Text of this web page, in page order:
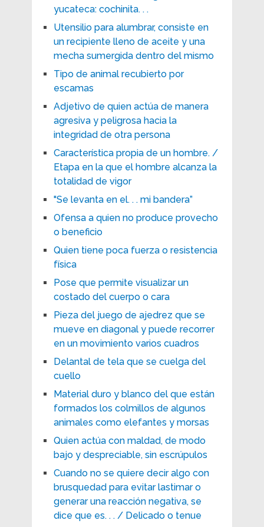
yucateca: cochinita. . .
Utensilio para alumbrar, consiste en
un recipiente lleno de aceite y una
mecha sumergida dentro del mismo
Tipo de animal recubierto por
escamas
Adjetivo de quien actúa de manera
agresiva y peligrosa hacia la
integridad de otra persona
Característica propia de un hombre. /
Etapa en la que el hombre alcanza la
totalidad de vigor
"Se levanta en el. . . mi bandera”
Ofensa a quien no produce provecho
o beneficio
Quien tiene poca fuerza o resistencia
física
Pose que permite visualizar un
costado del cuerpo o cara
Pieza del juego de ajedrez que se
mueve en diagonal y puede recorrer
en un movimiento varios cuadros
Delantal de tela que se cuelga del
cuello
Material duro y blanco del que están
formados los colmillos de algunos
animales como elefantes y morsas
Quien actúa con maldad, de modo
bajo y despreciable, sin escrúpulos
Cuando no se quiere decir algo con
brusquedad para evitar lastimar o
generar una reacción negativa, se
dice que es. . . / Delicado o tenue